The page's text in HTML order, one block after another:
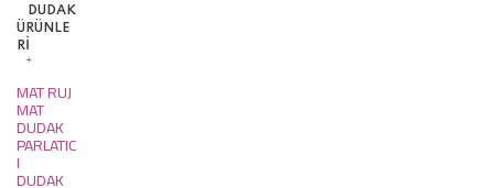
DUDAK
ÜRÜNLE
Rİ
MAT RUJ
MAT
DUDAK
PARLATIC
I
DUDAK